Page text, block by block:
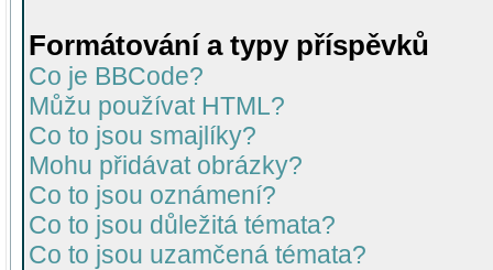
Formátování a typy příspěvků
Co je BBCode?
Můžu používat HTML?
Co to jsou smajlíky?
Mohu přidávat obrázky?
Co to jsou oznámení?
Co to jsou důležitá témata?
Co to jsou uzamčená témata?